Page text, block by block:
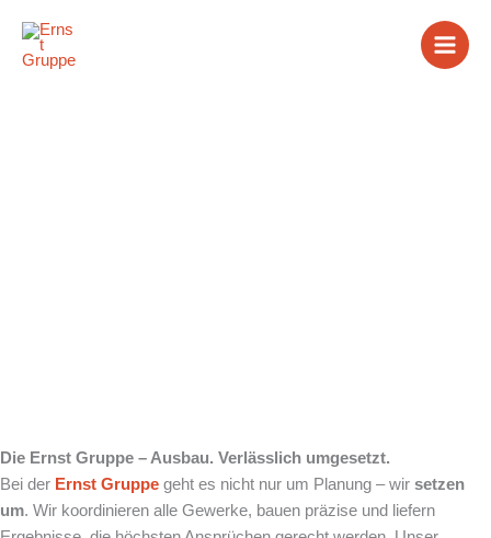
Inhalt
springen
Die Ernst Gruppe – Ausbau. Verlässlich umgesetzt.
Bei der Ernst Gruppe geht es nicht nur um Planung – wir setzen
um. Wir koordinieren alle Gewerke, bauen präzise und liefern